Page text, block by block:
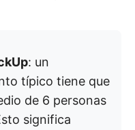
: un
típico tiene que
de 6 personas
significa